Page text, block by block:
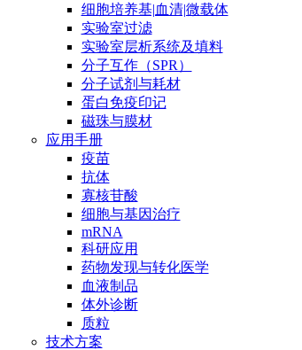
细胞培养基|血清|微载体
实验室过滤
实验室层析系统及填料
分子互作（SPR）
分子试剂与耗材
蛋白免疫印记
磁珠与膜材
应用手册
疫苗
抗体
寡核苷酸
细胞与基因治疗
mRNA
科研应用
药物发现与转化医学
血液制品
体外诊断
质粒
技术方案